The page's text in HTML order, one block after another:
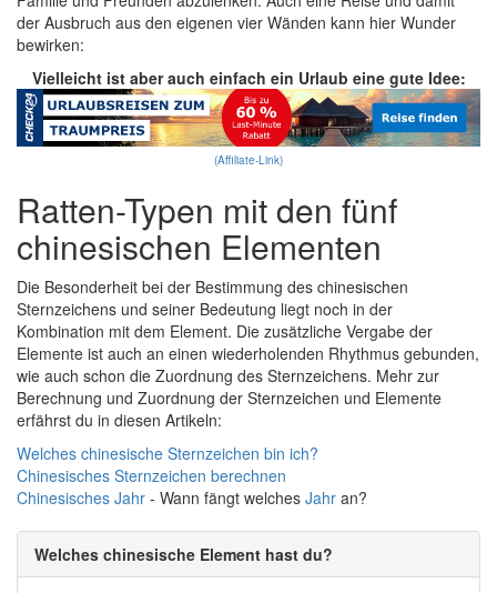
der Ausbruch aus den eigenen vier Wänden kann hier Wunder
bewirken:
Vielleicht ist aber auch einfach ein Urlaub eine gute Idee:
(Affiliate-Link)
Ratten-Typen mit den fünf
chinesischen Elementen
Die Besonderheit bei der Bestimmung des chinesischen
Sternzeichens und seiner Bedeutung liegt noch in der
Kombination mit dem Element. Die zusätzliche Vergabe der
Elemente ist auch an einen wiederholenden Rhythmus gebunden,
wie auch schon die Zuordnung des Sternzeichens. Mehr zur
Berechnung und Zuordnung der Sternzeichen und Elemente
erfährst du in diesen Artikeln:
Welches chinesische Sternzeichen bin ich?
Chinesisches Sternzeichen berechnen
Chinesisches Jahr - Wann fängt welches Jahr an?
Welches chinesische Element hast du?